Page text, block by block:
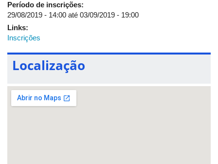
Período de inscrições:
29/08/2019 - 14:00 até 03/09/2019 - 19:00
Links:
Inscrições
Localização